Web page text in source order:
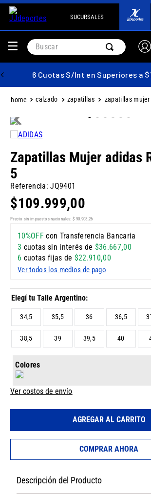
SUCURSALES
Buscar
6 Cuotas S/Int en Superiores a
calzado zapatillas zapatillas
Zapatillas Mujer adidas
5
Referencia:JQ9401
$109.999,00
Precio sin impuestos nacionales: $ 90 908 26
10%OFFcon Transferencia Bancaria
3 cuotas sin interés de $36.667,00
6 cuotas fijas de $22.910,00
Ver todos los medios de pago
34,5 35,5 36 36,5
38,5 39 39,5 40
Colores
Ver costos de envío
AGREGAR AL CARRITO
COMPRAR AHORA
Descripción del Producto